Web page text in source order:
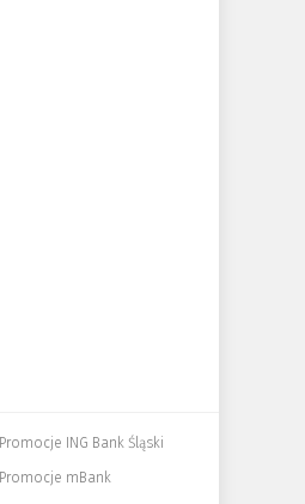
Promocje ING Bank Śląski
Promocje mBank